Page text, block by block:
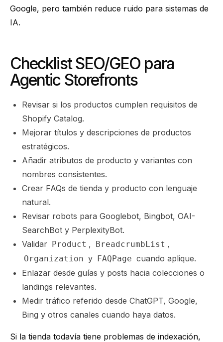
Google, pero también reduce ruido para sistemas de
IA.
Checklist SEO/GEO para
Agentic Storefronts
Revisar si los productos cumplen requisitos de
Shopify Catalog.
Mejorar títulos y descripciones de productos
estratégicos.
Añadir atributos de producto y variantes con
nombres consistentes.
Crear FAQs de tienda y producto con lenguaje
natural.
Revisar robots para Googlebot, Bingbot, OAI-
SearchBot y PerplexityBot.
Validar Product , BreadcrumbList ,
Organization y FAQPage cuando aplique.
Enlazar desde guías y posts hacia colecciones o
landings relevantes.
Medir tráfico referido desde ChatGPT, Google,
Bing y otros canales cuando haya datos.
Si la tienda todavía tiene problemas de indexación,